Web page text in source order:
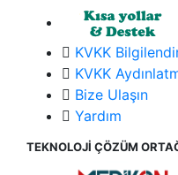
KVKK
KVKK
Bize Ulaşın
Yardım
TEKNOLOJİ ÇÖZÜM